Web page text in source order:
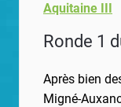
Aquitaine III
Ronde 1
Après bien
Migné-